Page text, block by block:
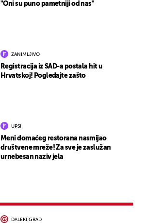
"Oni su puno pametniji od nas"
ZANIMLJIVO
Registracija iz SAD-a postala hit u
Hrvatskoj! Pogledajte zašto
UPS!
Meni domaćeg restorana nasmijao
društvene mreže! Za sve je zaslužan
urnebesan naziv jela
DALEKI GRAD